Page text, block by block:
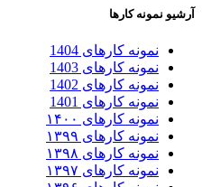
آرشیو نمونه کارها
نمونه کارهای 1404
نمونه کارهای 1403
نمونه کارهای 1402
نمونه کارهای 1401
نمونه کارهای ۱۴۰۰
نمونه کارهای ۱۳۹۹
نمونه کارهای ۱۳۹۸
نمونه کارهای ۱۳۹۷